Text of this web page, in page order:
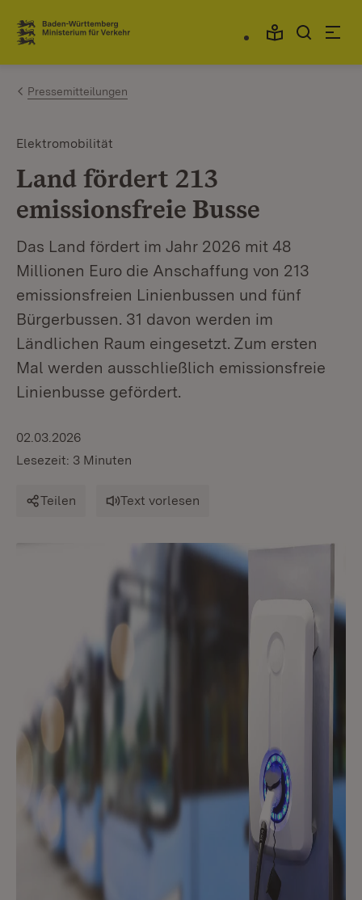
Zum Inhalt springen
Link zur Startseite
Pressemitteilungen
Elektromobilität
Land fördert 213
emissionsfreie Busse
Das Land fördert im Jahr 2026 mit 48
Millionen Euro die Anschaffung von 213
emissionsfreien Linienbussen und fünf
Bürgerbussen. 31 davon werden im
Ländlichen Raum eingesetzt. Zum ersten
Mal werden ausschließlich emissionsfreie
Linienbusse gefördert.
02.03.2026
Lesezeit: 3 Minuten
Teilen Text vorlesen